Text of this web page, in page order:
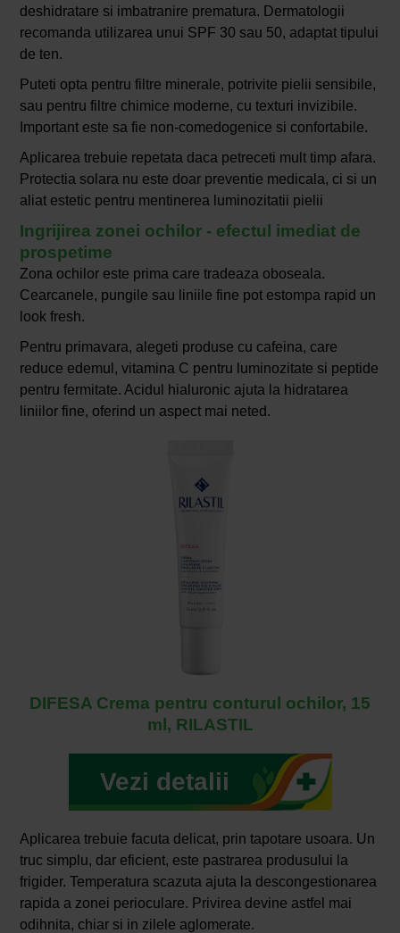
deshidratare si imbatranire prematura. Dermatologii
recomanda utilizarea unui SPF 30 sau 50, adaptat tipului
de ten.
Puteti opta pentru filtre minerale, potrivite pielii sensibile,
sau pentru filtre chimice moderne, cu texturi invizibile.
Important este sa fie non-comedogenice si confortabile.
Aplicarea trebuie repetata daca petreceti mult timp afara.
Protectia solara nu este doar preventie medicala, ci si un
aliat estetic pentru mentinerea luminozitatii pielii
Ingrijirea zonei ochilor - efectul imediat de
prospetime
Zona ochilor este prima care tradeaza oboseala.
Cearcanele, pungile sau liniile fine pot estompa rapid un
look fresh.
Pentru primavara, alegeti produse cu cafeina, care
reduce edemul, vitamina C pentru luminozitate si peptide
pentru fermitate. Acidul hialuronic ajuta la hidratarea
liniilor fine, oferind un aspect mai neted.
DIFESA Crema pentru conturul ochilor, 15
ml, RILASTIL
Vezi detalii
Aplicarea trebuie facuta delicat, prin tapotare usoara. Un
truc simplu, dar eficient, este pastrarea produsului la
frigider. Temperatura scazuta ajuta la descongestionarea
rapida a zonei perioculare. Privirea devine astfel mai
odihnita, chiar si in zilele aglomerate.